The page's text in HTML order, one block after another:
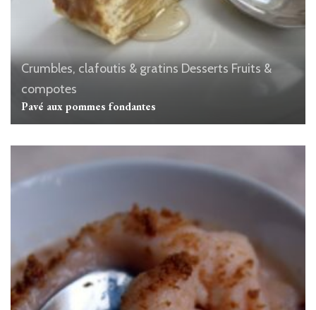
Crumbles, clafoutis & gratinsDesserts Fruits &
compotes
Pavé aux pommes fondantes